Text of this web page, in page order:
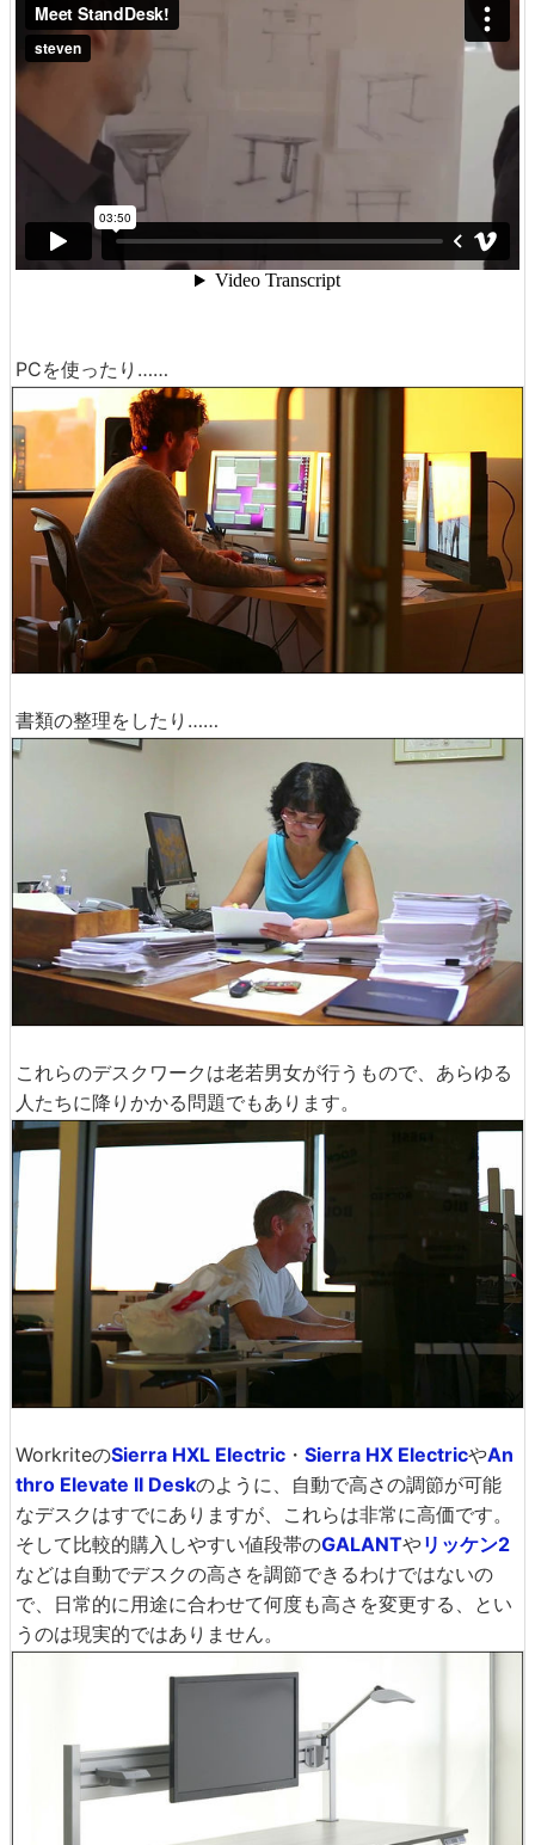
PCを使ったり……
書類の整理をしたり……
これらのデスクワークは老若男女が行うもので、あらゆる
人たちに降りかかる問題でもあります。
WorkriteのSierra HXL Electric ・ Sierra HX ElectricやAn
thro Elevate II Deskのように、自動で高さの調節が可能
なデスクはすでにありますが、これらは非常に高価です。
そして比較的購入しやすい値段帯のGALANTやリッケン2
などは自動でデスクの高さを調節できるわけではないの
で、日常的に用途に合わせて何度も高さを変更する、とい
うのは現実的ではありません。